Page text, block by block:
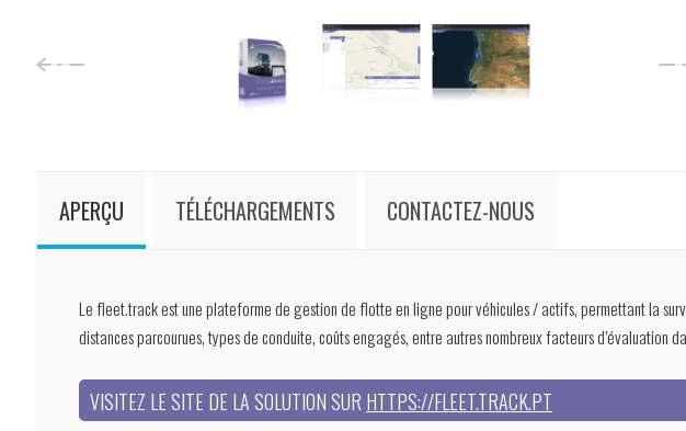
APERÇU TÉLÉCHARGEMENTS CONTACTEZ-NOUS
Le fleet.track est une plateforme de gestion de flotte en ligne pour véhicules / actifs, permettant la
distances parcourues, types de conduite, coûts engagés, entre autres nombreux facteurs d’évaluation
VISITEZ LE SITE DE LA SOLUTION SUR HTTPS://FLEET.TRACK.PT